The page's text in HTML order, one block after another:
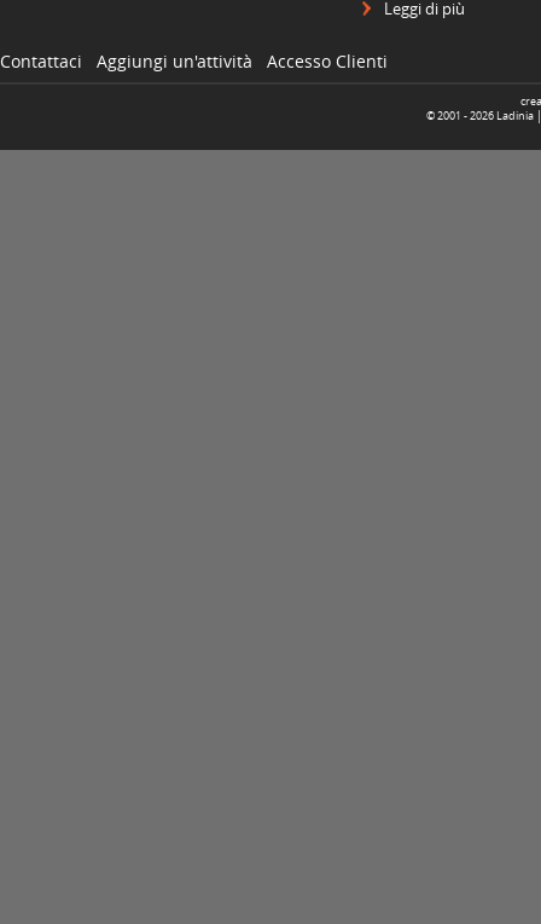
Leggi di più
Contattaci Aggiungi un'attività Accesso Clienti
© 2001 -2026 Ladinia